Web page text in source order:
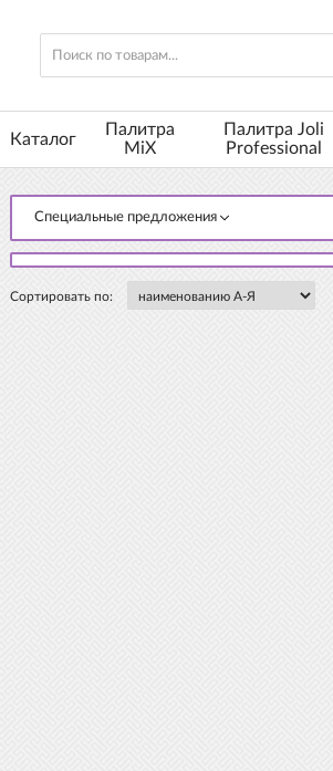
Каталог
Палитра
MiX
Палитра Joli
Professional
Сортировать по:
Специальные предложения